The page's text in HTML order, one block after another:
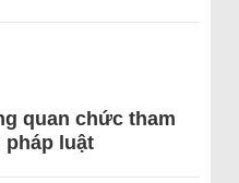
quan chức tham
luật